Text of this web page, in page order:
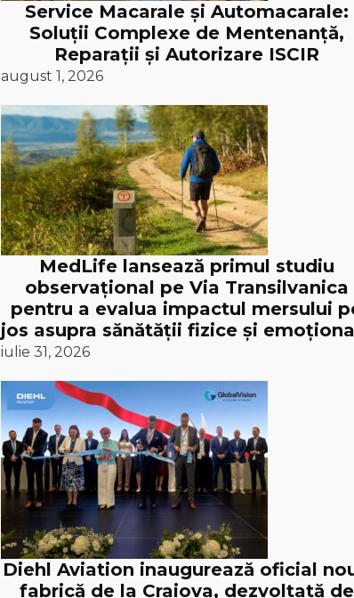
Service Macarale și Automacarale:
Soluții Complexe de Mentenanță,
Reparații și Autorizare ISCIR
august 1, 2026
MedLife lansează primul studiu
observațional pe Via Transilvanica
pentru a evalua impactul mersului
jos asupra sănătății fizice și
iulie 31, 2026
Diehl Aviation inaugurează oficial
fabrică de la Craiova, dezvoltată de